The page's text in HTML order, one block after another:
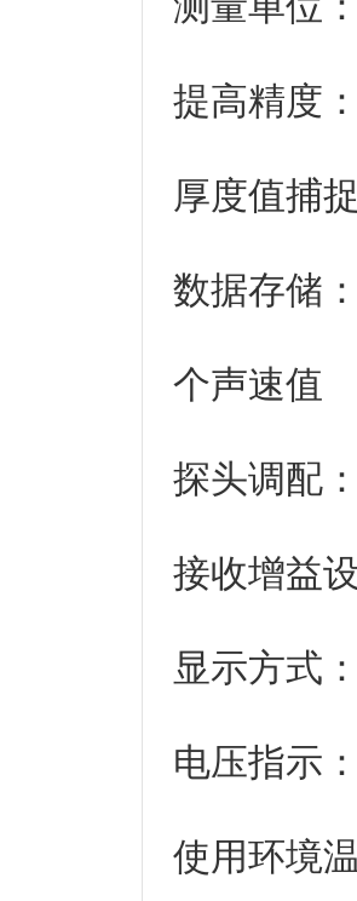
提高精
厚度值捕
数据存
个声速值
探头调
接收增
显示方
电压
使用环